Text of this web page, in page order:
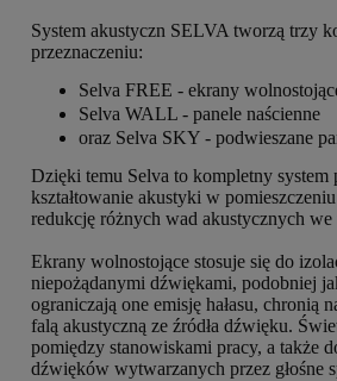
System akustyczn SELVA tworzą trzy
przeznaczeniu:
Selva FREE - ekrany
Selva WALL - panele naścienne
oraz Selva SKY - podwieszane
Dzięki temu Selva to kompletny system
kształtowanie akustyki w
redukcję różnych wad akustycznych we
Ekrany wolnostojące stosuje się do
niepożądanymi dźwiękami, podobniej
ograniczają one emisję hałasu, chronią
falą akustyczną ze źródła dźwięku.
pomiędzy stanowiskami pracy, a także
dźwięków wytwarzanych przez głośne